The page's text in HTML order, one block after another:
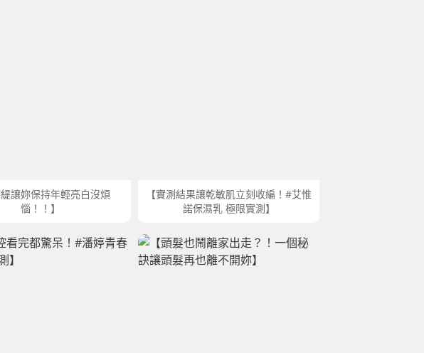
緹讓妳保持年輕亮白沒煩
惱！！】
【實測結果讓乾敏肌立刻收編！#艾惟
諾保濕乳 極限實測】